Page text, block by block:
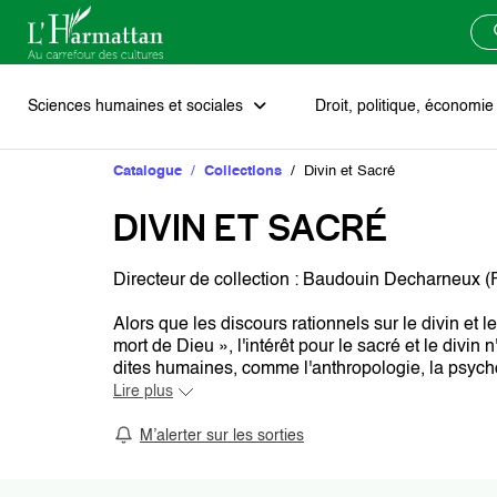
Sciences humaines et sociales
Philosophie
Psychologie et psychanalyse
Religion et spiritualités
Droit, politique, économie
Sciences politiques et géopolitique
Littérature de fiction
Récits de vie - Témoignages
Russie et états fédérés
Moyen-Orient
Soumettre un manuscrit
Vivons les mots
Notre catalogue
Nos collections
Catalogue Collections Divin et Sacré
DIVIN ET SACRÉ
Directeur de collection : Baudouin Decharneux
Alors que les discours rationnels sur le divin et
mort de Dieu », l'intérêt pour le sacré et le divin
dites humaines, comme l'anthropologie, la
Lire plus
M’alerter sur les sorties